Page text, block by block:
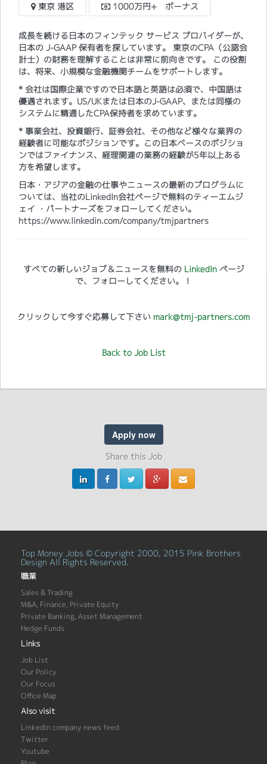
東京 港区 1000万円+ ボーナス
成長を続ける日本のフィンテック サービス プロバイダーが、
日本の J-GAAP 保有者を探しています。 東京のCPA（公認会
計士）の財務を理解することは非常に前向きです。 この役割
は、将来、小規模な金融機関チームをサポートします。
* 会社は国際企業ですので日本語と英語は必須で、中国語は
優遇されます。US/UKまたは日本のJ-GAAP、または同様の
システムに精通したCPA保持者を求めています。
* 事業会社、投資銀行、証券会社、その他など様々な業界の
経験者に可能なポジションです。この日本ベースのポジショ
ンではファイナンス、経理関連の業務の経験が5年以上ある
方を希望します。
日本・アジアの金融の仕事やニュースの最新のプログラムに
ついては、当社のLinkedIn会社ページで無料のティーエムジ
ェイ ・パートナーズをフォローしてください。
https://www.linkedin.com/company/tmjpartners
すべての新しいジョブ＆ニュースを無料の LinkedInページ
で、フォローしてください。！
クリックして今すぐ応募して下さい mark@tmj-partners.com
Back to Job List
Apply now
Share this Job
Top Money Jobs © Copyright 2000, 2015 Pink Brothers
Design All Rights Reserved.
職業
Sales & Trading
M&A, Finance, Private Equity
Private Banking, Asset Management
Hedge Funds
Links
Job List
Our Policy
Our Focus
Office Map
Also visit
LinkedIn company news feed
Twitter
Youtube